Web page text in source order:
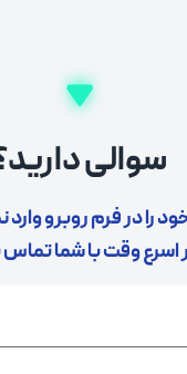
سوالی
را در فرم روبرو وارد
اسرع وقت با شما